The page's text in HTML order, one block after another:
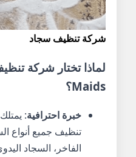
شركة تنظيف سجاد
لماذا تختار شركة
Maids؟
خبرة احترافية:
تنظيف جميع أنواع
الفاخر، السجاد